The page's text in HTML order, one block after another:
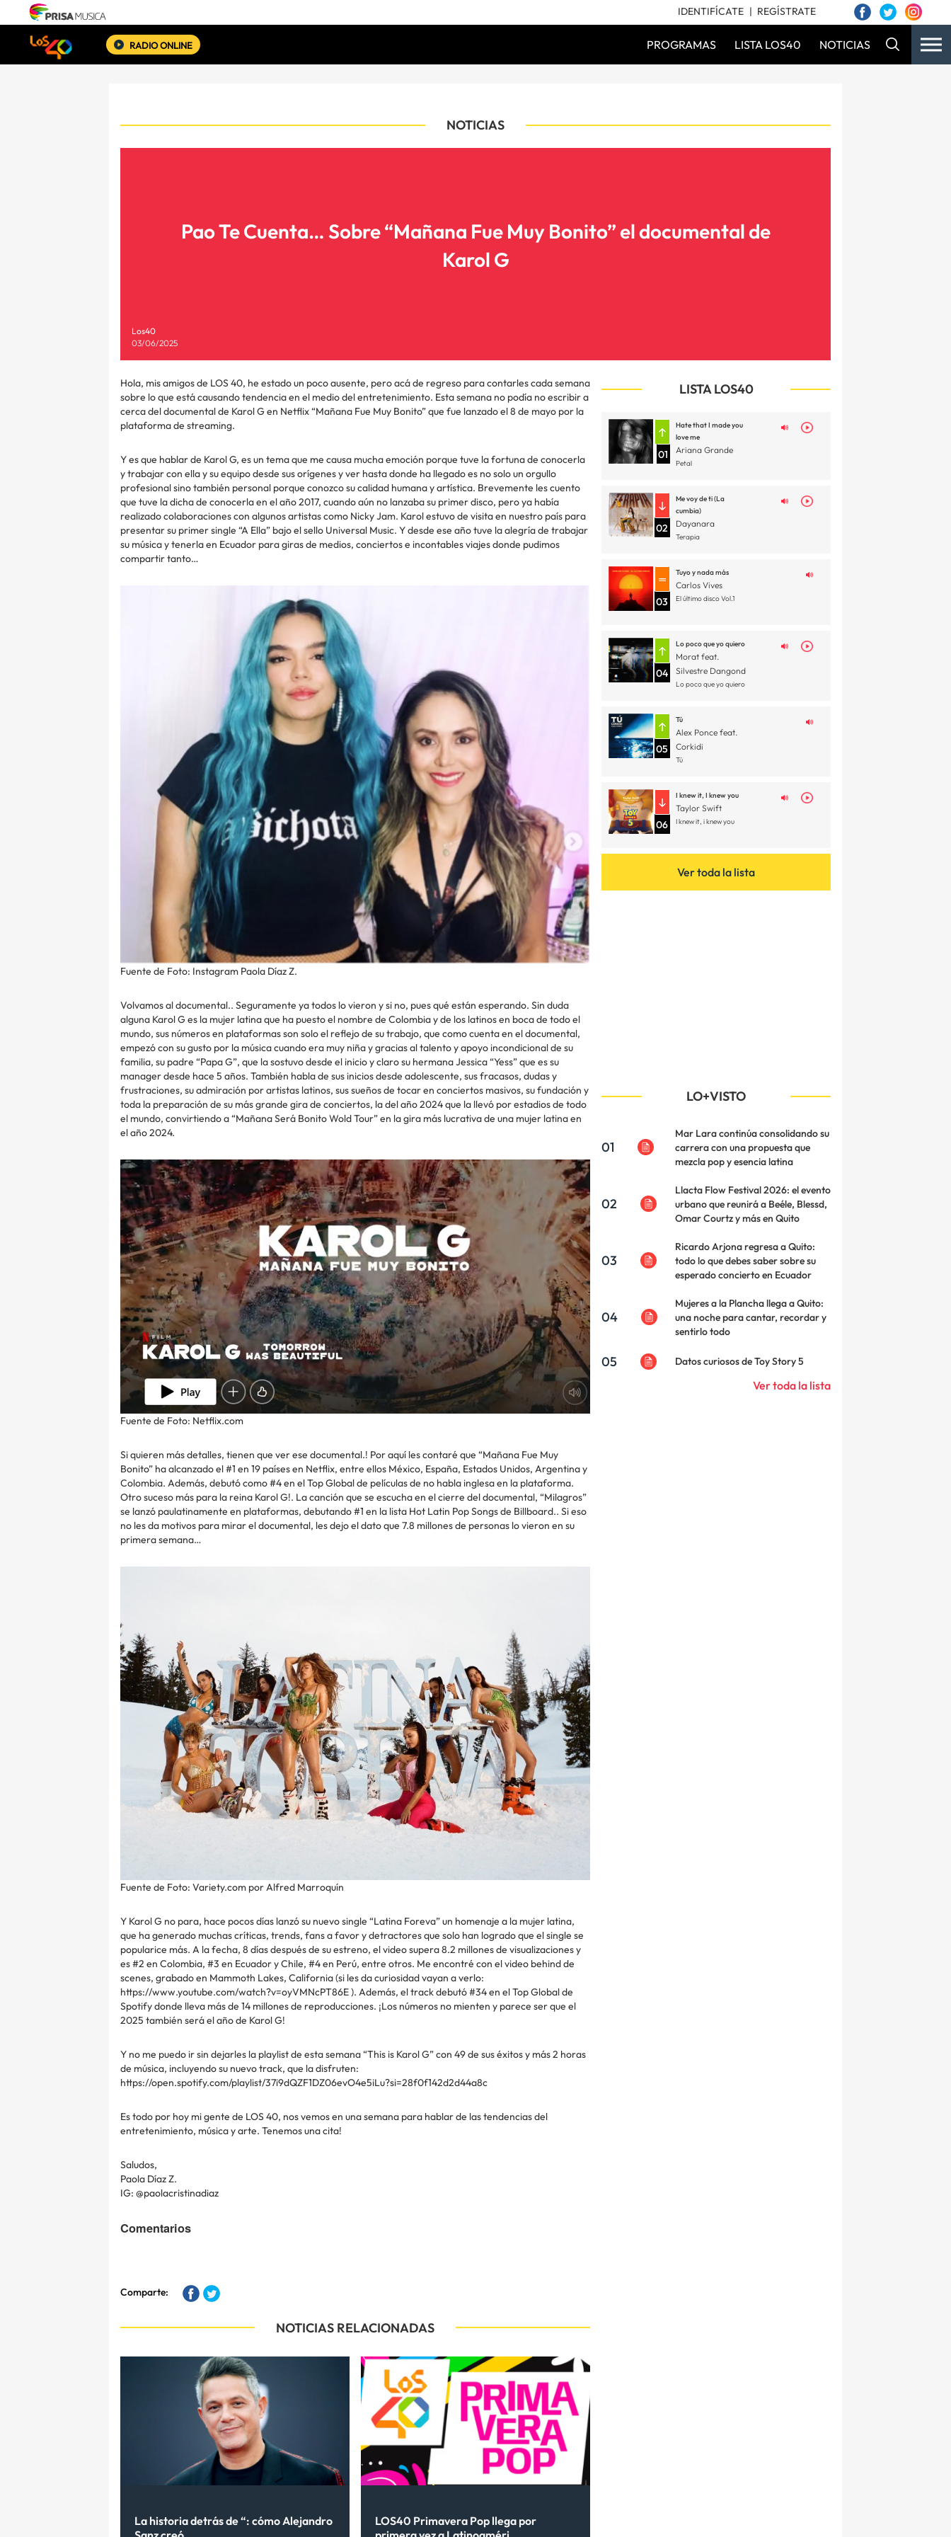
IDENTIFÍCATE REGÍSTRATE
RADIO ONLINE PROGRAMAS LISTA LOS40 NOTICIAS
NOTICIAS
Pao Te Cuenta… Sobre “Mañana Fue Muy Bonito” el documental de
Karol G
Los40
03/06/2025
Hola, mis amigos de LOS 40, he estado un poco ausente, pero acá de regreso para contarles cada semana
sobre lo que está causando tendencia en el medio del entretenimiento. Esta semana no podía no escribir a
cerca del documental de Karol G en Netflix “Mañana Fue Muy Bonito” que fue lanzado el 8 de mayo por la
plataforma de streaming.
Y es que hablar de Karol G, es un tema que me causa mucha emoción porque tuve la fortuna de conocerla
y trabajar con ella y su equipo desde sus orígenes y ver hasta donde ha llegado es no solo un orgullo
profesional sino también personal porque conozco su calidad humana y artística. Brevemente les cuento
que tuve la dicha de conocerla en el año 2017, cuando aún no lanzaba su primer disco, pero ya había
realizado colaboraciones con algunos artistas como Nicky Jam. Karol estuvo de visita en nuestro país para
presentar su primer single “A Ella” bajo el sello Universal Music. Y desde ese año tuve la alegría de trabajar
su música y tenerla en Ecuador para giras de medios, conciertos e incontables viajes donde pudimos
compartir tanto…
Fuente de Foto: Instagram Paola Díaz Z.
Volvamos al documental.. Seguramente ya todos lo vieron y si no, pues qué están esperando. Sin duda
alguna Karol G es la mujer latina que ha puesto el nombre de Colombia y de los latinos en boca de todo el
mundo, sus números en plataformas son solo el reflejo de su trabajo, que como cuenta en el documental,
empezó con su gusto por la música cuando era muy niña y gracias al talento y apoyo incondicional de su
familia, su padre “Papa G”, que la sostuvo desde el inicio y claro su hermana Jessica “Yess” que es su
manager desde hace 5 años. También habla de sus inicios desde adolescente, sus fracasos, dudas y
frustraciones, su admiración por artistas latinos, sus sueños de tocar en conciertos masivos, su fundación y
toda la preparación de su más grande gira de conciertos, la del año 2024 que la llevó por estadios de todo
el mundo, convirtiendo a “Mañana Será Bonito Wold Tour” en la gira más lucrativa de una mujer latina en
el año 2024.
Fuente de Foto: Netflix.com
Si quieren más detalles, tienen que ver ese documental.! Por aquí les contaré que “Mañana Fue Muy
Bonito” ha alcanzado el #1 en 19 países en Netflix, entre ellos México, España, Estados Unidos, Argentina y
Colombia. Además, debutó como #4 en el Top Global de películas de no habla inglesa en la plataforma.
Otro suceso más para la reina Karol G!. La canción que se escucha en el cierre del documental, “Milagros”
se lanzó paulatinamente en plataformas, debutando #1 en la lista Hot Latin Pop Songs de Billboard.. Si eso
no les da motivos para mirar el documental, les dejo el dato que 7.8 millones de personas lo vieron en su
primera semana…
Fuente de Foto: Variety.com por Alfred Marroquín
Y Karol G no para, hace pocos días lanzó su nuevo single “Latina Foreva” un homenaje a la mujer latina,
que ha generado muchas críticas, trends, fans a favor y detractores que solo han logrado que el single se
popularice más. A la fecha, 8 días después de su estreno, el video supera 8.2 millones de visualizaciones y
es #2 en Colombia, #3 en Ecuador y Chile, #4 en Perú, entre otros. Me encontré con el video behind de
scenes, grabado en Mammoth Lakes, California (si les da curiosidad vayan a verlo:
https://www.youtube.com/watch?v=oyVMNcPT86E ). Además, el track debutó #34 en el Top Global de
Spotify donde lleva más de 14 millones de reproducciones. ¡Los números no mienten y parece ser que el
2025 también será el año de Karol G!
Y no me puedo ir sin dejarles la playlist de esta semana “This is Karol G” con 49 de sus éxitos y más 2 horas
de música, incluyendo su nuevo track, que la disfruten:
https://open.spotify.com/playlist/37i9dQZF1DZ06evO4e5iLu?si=28f0f142d2d44a8c
Es todo por hoy mi gente de LOS 40, nos vemos en una semana para hablar de las tendencias del
entretenimiento, música y arte. Tenemos una cita!
Saludos,
Paola Díaz Z.
IG: @paolacristinadiaz
Comentarios
Comparte:
NOTICIAS RELACIONADAS
La historia detrás de “: cómo Alejandro
LOS40 Primavera Pop llega por
LISTA LOS40
01
Hate that I made you
love me
Ariana Grande
Petal
02
Me voy de ti (La
cumbia)
Dayanara
Terapia
03
Tuyo y nada más
Carlos Vives
El último disco Vol.1
04
Lo poco que yo quiero
Morat feat.
Silvestre Dangond
Lo poco que yo quiero
05
Tú
Alex Ponce feat.
Corkidi
Tú
06
I knew it, I knew you
Taylor Swift
I knew it, i knew you
Ver toda la lista
LO+VISTO
01
Mar Lara continúa consolidando su
carrera con una propuesta que
mezcla pop y esencia latina
02
Llacta Flow Festival 2026: el evento
urbano que reunirá a Beéle, Blessd,
Omar Courtz y más en Quito
03
Ricardo Arjona regresa a Quito:
todo lo que debes saber sobre su
esperado concierto en Ecuador
04
Mujeres a la Plancha llega a Quito:
una noche para cantar, recordar y
sentirlo todo
05 Datos curiosos de Toy Story 5
Ver toda la lista